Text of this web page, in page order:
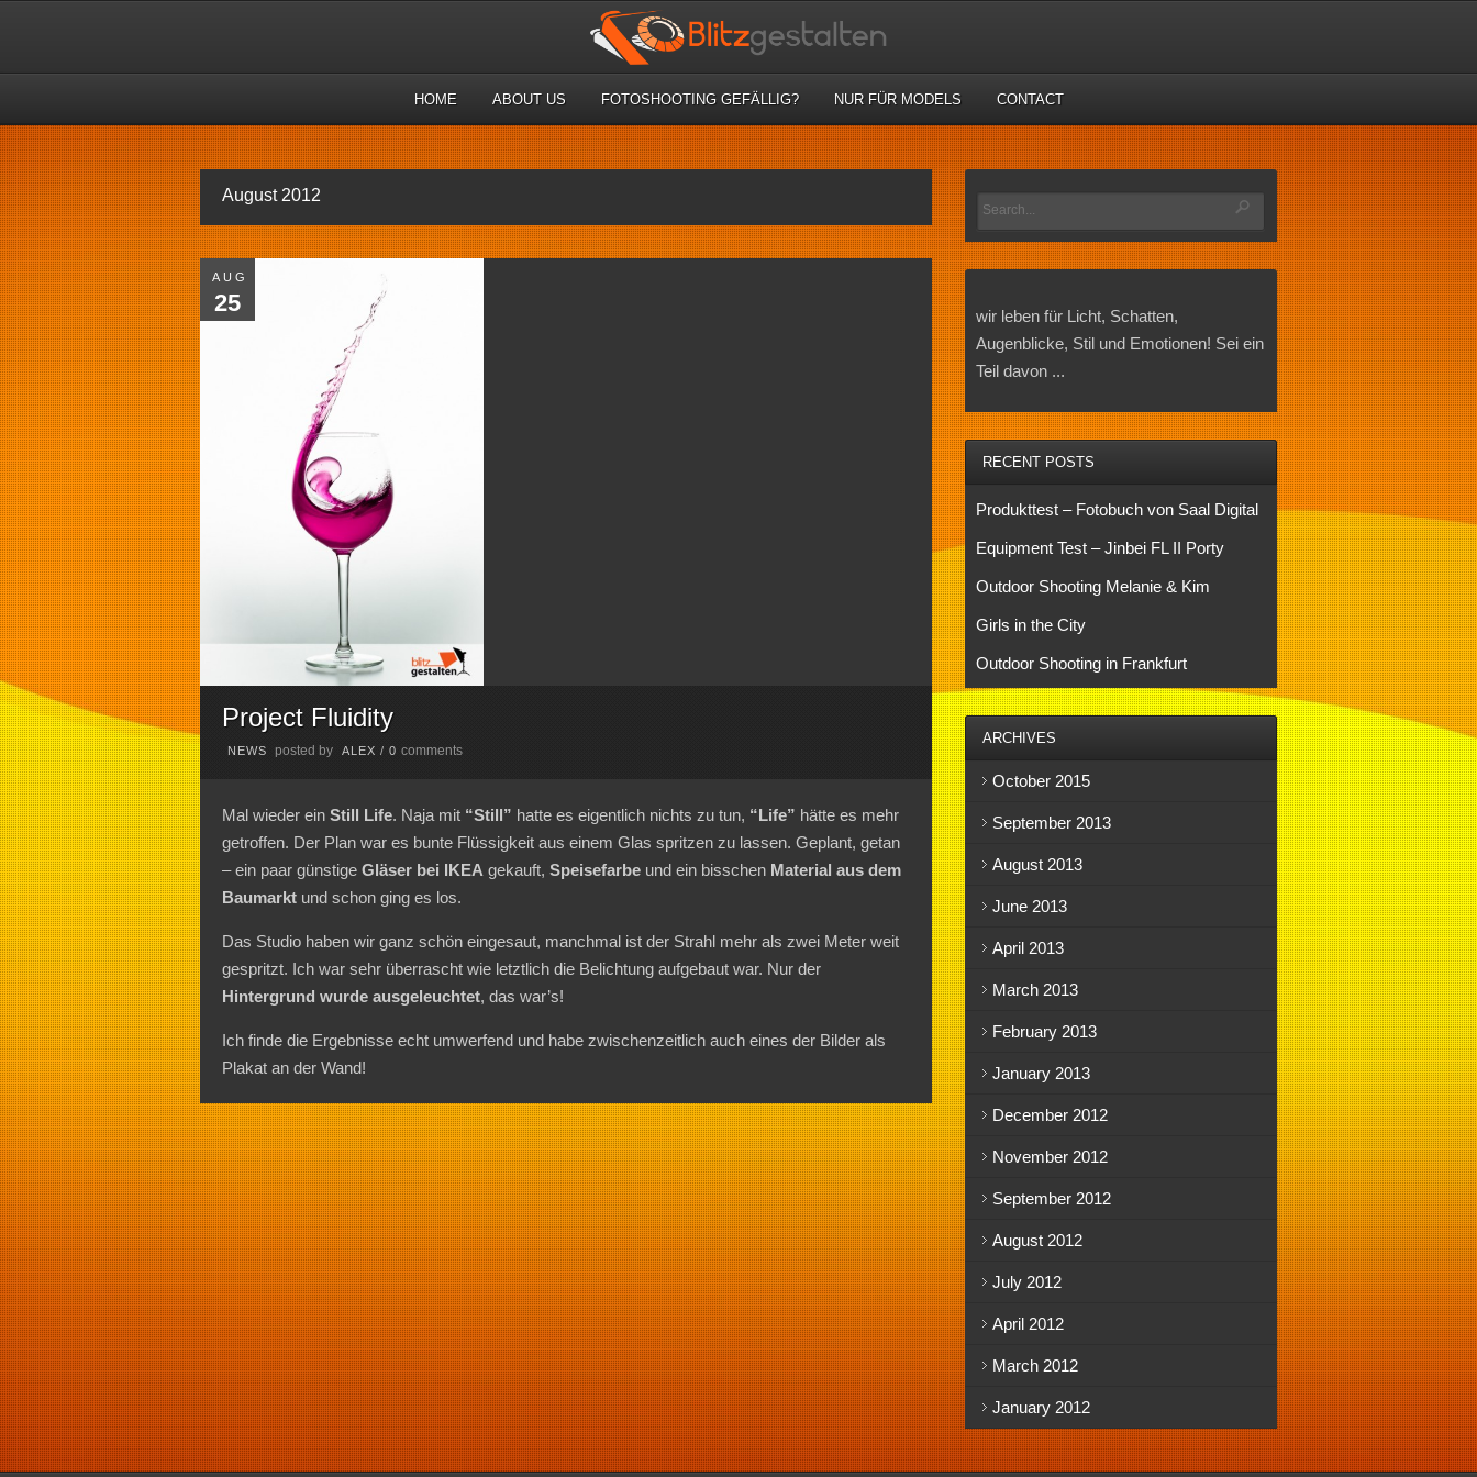
HOME ABOUT US FOTOSHOOTING GEFÄLLIG? NUR FÜR MODELS CONTACT
August 2012
AUG
25
Project Fluidity
NEWS posted by ALEX / 0 comments
Mal wieder ein Still Life. Naja mit “Still” hatte es eigentlich nichts zu tun, “Life” hätte es mehr
getroffen. Der Plan war es bunte Flüssigkeit aus einem Glas spritzen zu lassen. Geplant, getan
– ein paar günstige Gläser bei IKEA gekauft, Speisefarbe und ein bisschen Material aus dem
Baumarkt und schon ging es los.
Das Studio haben wir ganz schön eingesaut, manchmal ist der Strahl mehr als zwei Meter weit
gespritzt. Ich war sehr überrascht wie letztlich die Belichtung aufgebaut war. Nur der
Hintergrund wurde ausgeleuchtet, das war’s!
Ich finde die Ergebnisse echt umwerfend und habe zwischenzeitlich auch eines der Bilder als
Plakat an der Wand!
wir leben für Licht, Schatten,
Augenblicke, Stil und Emotionen! Sei ein
Teil davon ...
RECENT POSTS
Produkttest – Fotobuch von Saal Digital
Equipment Test – Jinbei FL II Porty
Outdoor Shooting Melanie & Kim
Girls in the City
Outdoor Shooting in Frankfurt
ARCHIVES
October 2015
September 2013
August 2013
June 2013
April 2013
March 2013
February 2013
January 2013
December 2012
November 2012
September 2012
August 2012
July 2012
April 2012
March 2012
January 2012